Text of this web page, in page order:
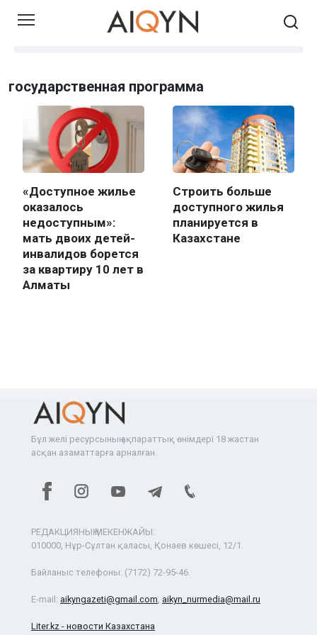
Skip
государственная программа
«Доступное жилье
оказалось
недоступным»:
мать двоих детей-
инвалидов борется
за квартиру 10 лет в
Алматы
Строить больше
доступного жилья
планируется в
Казахстане
Бұл желі ресурсының ақпараттық өнімдері 18 жастан
асқан азаматтарға арналған.
РЕДАКЦИЯНЫҢ МЕКЕНЖАЙЫ:
010000, Нұр-Сұлтан қаласы, Қонаев көшесі, 12/1.
Байланыс телефоны: (7172) 72-95-46.
E-mail: aikyngazeti@gmail.com aikyn_nurmedia@mail.ru
Liter.kz - новости Казахстана